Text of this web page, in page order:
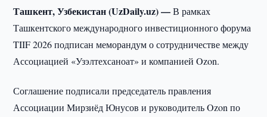
Ташкент, Узбекистан (UzDaily.uz) —В рамках
Ташкентского международного инвестиционного форума
TIIF 2026 подписан меморандум о сотрудничестве между
Ассоциацией «Узэлтехсаноат» и компанией Ozon.
Соглашение подписали председатель правления
Ассоциации Мирзиёд Юнусов и руководитель Ozon по